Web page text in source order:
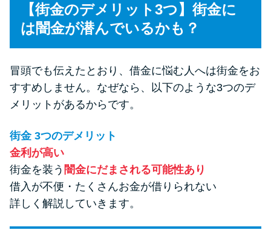
【街金のデメリット3つ】街金に
は闇金が潜んでいるかも？
冒頭でも伝えたとおり、借金に悩む人へは街金をお
すすめしません。なぜなら、以下のような3つのデ
メリットがあるからです。
街金 3つのデメリット
金利が高い
街金を装う 闇金にだまされる可能性あり
借入が不便・たくさんお金が借りられない
詳しく解説していきます。